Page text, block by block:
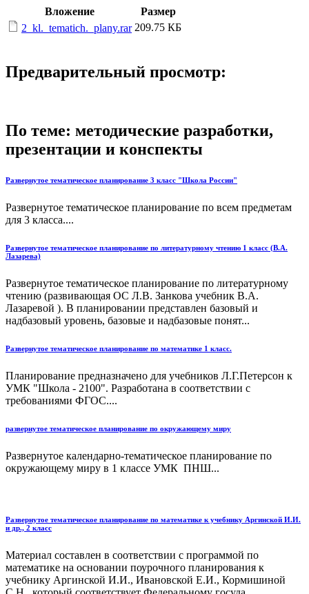
Вложение
Размер
2_kl._tematich._plany.rar 209.75 КБ
Предварительный просмотр:
По теме: методические разработки,
презентации и конспекты
Развернутое тематическое планирование 3 класс "Школа России"
Развернутое тематическое планирование по всем предметам
для 3 класса....
Развернутое тематическое планирование по литературному чтению 1 класс (В.А.
Лазарева)
Развернутое тематическое планирование по литературному
чтению (развивающая ОС Л.В. Занкова учебник В.А.
Лазаревой ). В планировании представлен базовый и
надбазовый уровень, базовые и надбазовые понят...
Развернутое тематическое планирование по математике 1 класс.
Планирование предназначено для учебников Л.Г.Петерсон к
УМК "Школа - 2100". Разработана в соответствии с
требованиями ФГОС....
развернутое тематическое планирование по окружающему миру
Развернутое календарно-тематическое планирование по
окружающему миру в 1 классе УМК ПНШ...
Развернутое тематическое планирование по математике к учебнику Аргинской И.И.
и др., 2 класс
Материал составлен в соответствии с программой по
математике на основании поурочного планирования к
учебнику Аргинской И.И., Ивановской Е.И., Кормишиной